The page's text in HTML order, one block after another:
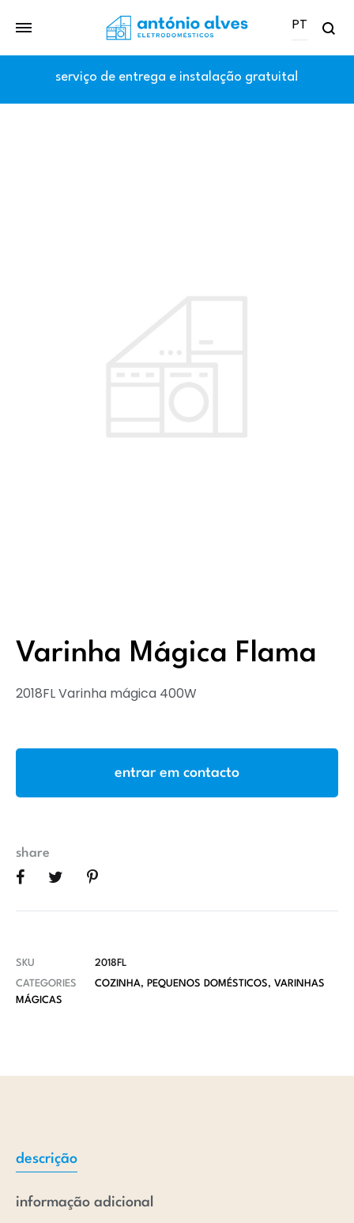
PT
PT
serviço de entrega e instalação gratuita!
Varinha Mágica Flama
2018FL Varinha mágica 400W
share
entrar em contacto
SKU
2018FL
CATEGORIES
COZINHA, PEQUENOS DOMÉSTICOS, VARINHAS
MÁGICAS
descrição
informação adicional